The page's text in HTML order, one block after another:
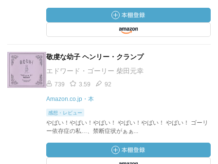
敬虔な幼子 ヘンリー・クランプ
エドワード・ゴーリー 柴田元幸
739 3.59 92
Amazon.co.jp・本
感想・レビュー
やばい！やばい！やばい！ やばい！やばい！ やばい！ ゴーリ
ー依存症の私…、禁断症状がぁぁ...